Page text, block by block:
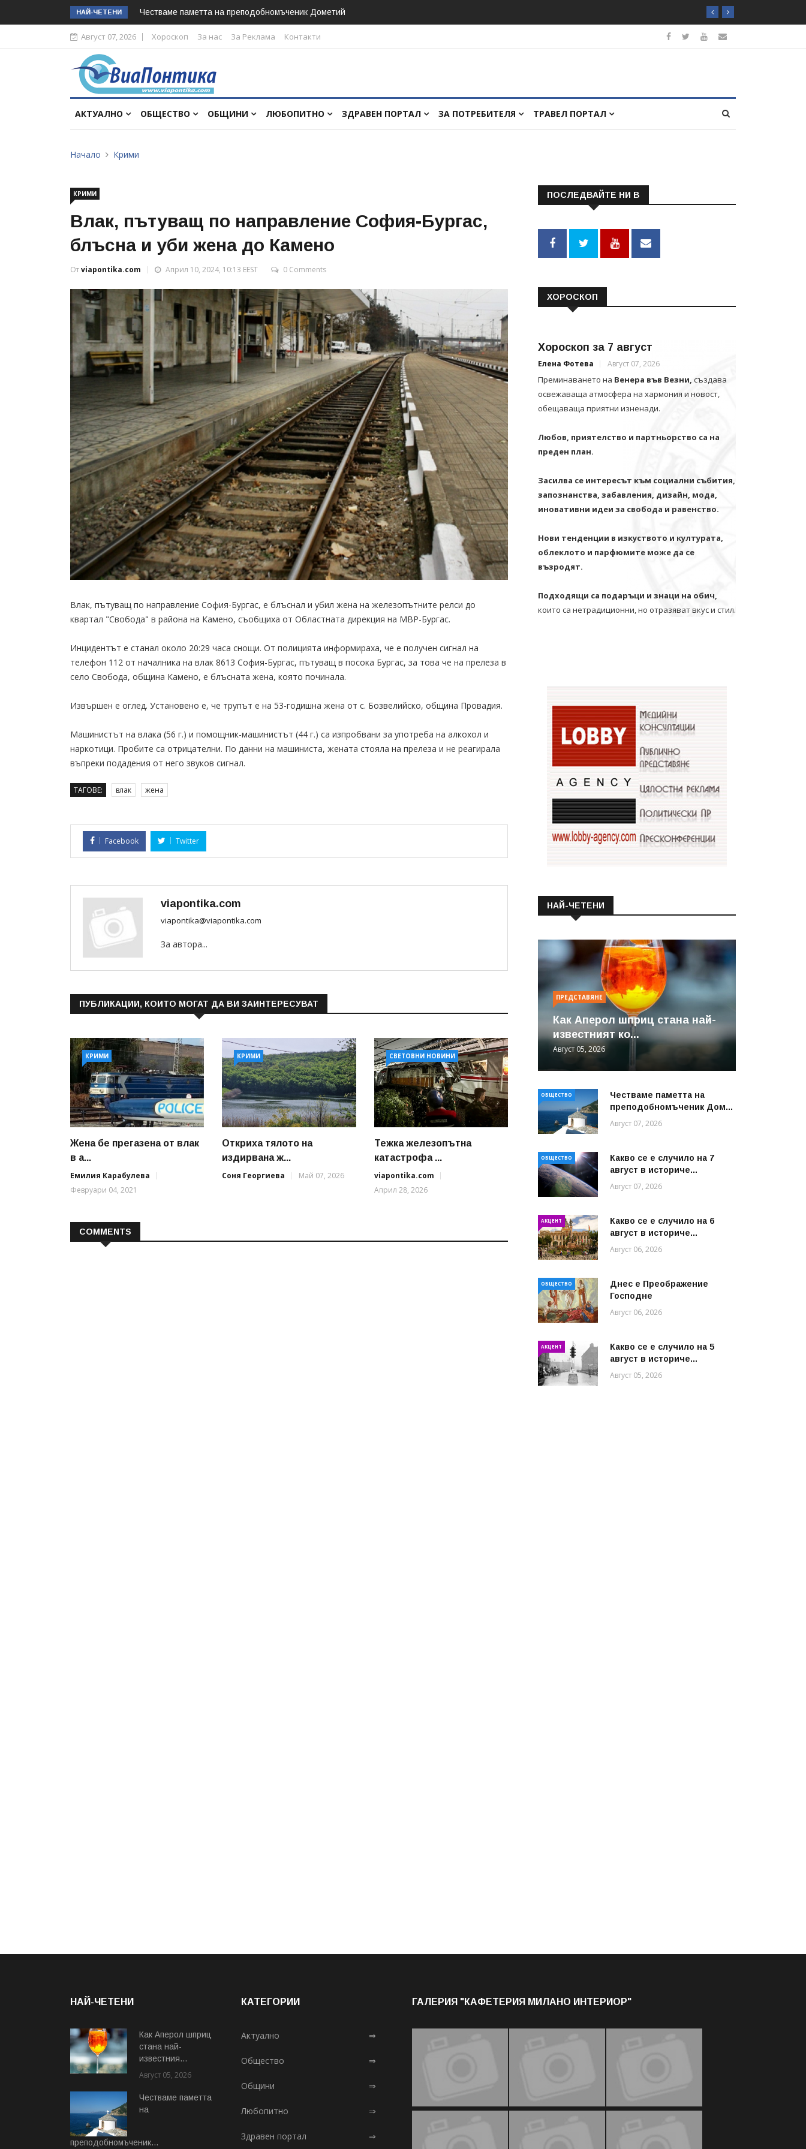
НАЙ-ЧЕТЕНИ Честваме паметта на преподобномъченик Дометий
Август 07, 2026 Хороскоп За нас За Реклама Контакти
АКТУАЛНО ОБЩЕСТВО ОБЩИНИ ЛЮБОПИТНО ЗДРАВЕН ПОРТАЛ ЗА ПОТРЕБИТЕЛЯ ТРАВЕЛ ПОРТАЛ
Начало Крими
КРИМИ
Влак, пътуващ по направление София-Бургас,
блъсна и уби жена до Камено
Отviapontika.com Април 10, 2024, 10:13 EEST 0 Comments
Влак, пътуващ по направление София-Бургас, е блъснал и убил жена на железопътните релси до
квартал "Свобода" в района на Камено, съобщиха от Областната дирекция на МВР-Бургас.
Инцидентът е станал около 20:29 часа снощи. От полицията информираха, че е получен сигнал на
телефон 112 от началника на влак 8613 София-Бургас, пътуващ в посока Бургас, за това че на прелеза в
село Свобода, община Камено, е блъсната жена, която починала.
Извършен е оглед. Установено е, че трупът е на 53-годишна жена от с. Бозвелийско, община Провадия.
Машинистът на влака (56 г.) и помощник-машинистът (44 г.) са изпробвани за употреба на алкохол и
наркотици. Пробите са отрицателни. По данни на машиниста, жената стояла на прелеза и не реагирала
въпреки подадения от него звуков сигнал.
ТАГОВЕ: влак жена
Facebook Twitter
viapontika.com
viapontika@viapontika.com
За автора...
ПУБЛИКАЦИИ, КОИТО МОГАТ ДА ВИ ЗАИНТЕРЕСУВАТ
КРИМИ
Жена бе прегазена от влак
в а...
Емилия Карабулева
Февруари 04, 2021
КРИМИ
Откриха тялото на
издирвана ж...
Соня Георгиева
Май 07, 2026
СВЕТОВНИ НОВИНИ
Тежка железопътна
катастрофа ...
viapontika.com
Април 28, 2026
COMMENTS
ПОСЛЕДВАЙТЕ НИ В
ХОРОСКОП
Хороскоп за 7 август
Елена Фотева Август 07, 2026
Преминаването на Венера във Везни, създава
освежаваща атмосфера на хармония и новост,
обещаваща приятни изненади.
Любов, приятелство и партньорство са на
преден план.
Засилва се интересът към социални събития,
запознанства, забавления, дизайн, мода,
иновативни идеи за свобода и равенство.
Нови тенденции в изкуството и културата,
облеклото и парфюмите може да се
възродят.
Подходящи са подаръци и знаци на обич,
които са нетрадиционни, но отразяват вкус и стил.
НАЙ-ЧЕТЕНИ
ПРЕДСТАВЯНЕ
Как Аперол шприц стана най-
известният ко...
Август 05, 2026
ОБЩЕСТВО
Честваме паметта на
преподобномъченик Дом...
Август 07, 2026
ОБЩЕСТВО
Какво се е случило на 7
август в историче...
Август 07, 2026
АКЦЕНТ
Какво се е случило на 6
август в историче...
Август 06, 2026
ОБЩЕСТВО
Днес е Преображение
Господне
Август 06, 2026
АКЦЕНТ
Какво се е случило на 5
август в историче...
Август 05, 2026
НАЙ-ЧЕТЕНИ
Как Аперол шприц
стана най-
известния...
Август 05, 2026
Честваме паметта
на
преподобномъченик...
КАТЕГОРИИ
Актуално ⇒
Общество ⇒
Общини ⇒
Любопитно ⇒
Здравен портал ⇒
ГАЛЕРИЯ "КАФЕТЕРИЯ МИЛАНО ИНТЕРИОР"